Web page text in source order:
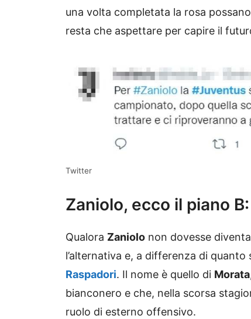
una volta completata la rosa
resta che aspettare per capire il
Twitter
Zaniolo, ecco il piano
Qualora Zaniolo non dovesse
l’alternativa e, a differenza di quanto
Raspadori. Il nome è quello di Morata
bianconero e che, nella scorsa
ruolo di esterno offensivo.